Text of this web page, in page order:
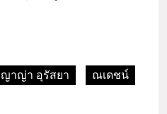
ญาญ่า อุรัสยา
ณเดชน์